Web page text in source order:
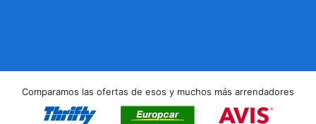
Comparamos las ofertas de esos y muchos más arrendadores